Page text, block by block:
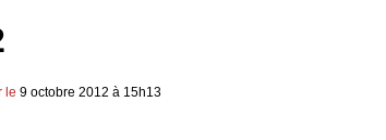
le 9 octobre 2012 à 15h13